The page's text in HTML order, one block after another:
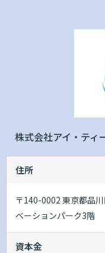
株式会社アイ・ティ
住所
〒140-0002 東京都品
ベーションパーク3階
資本金